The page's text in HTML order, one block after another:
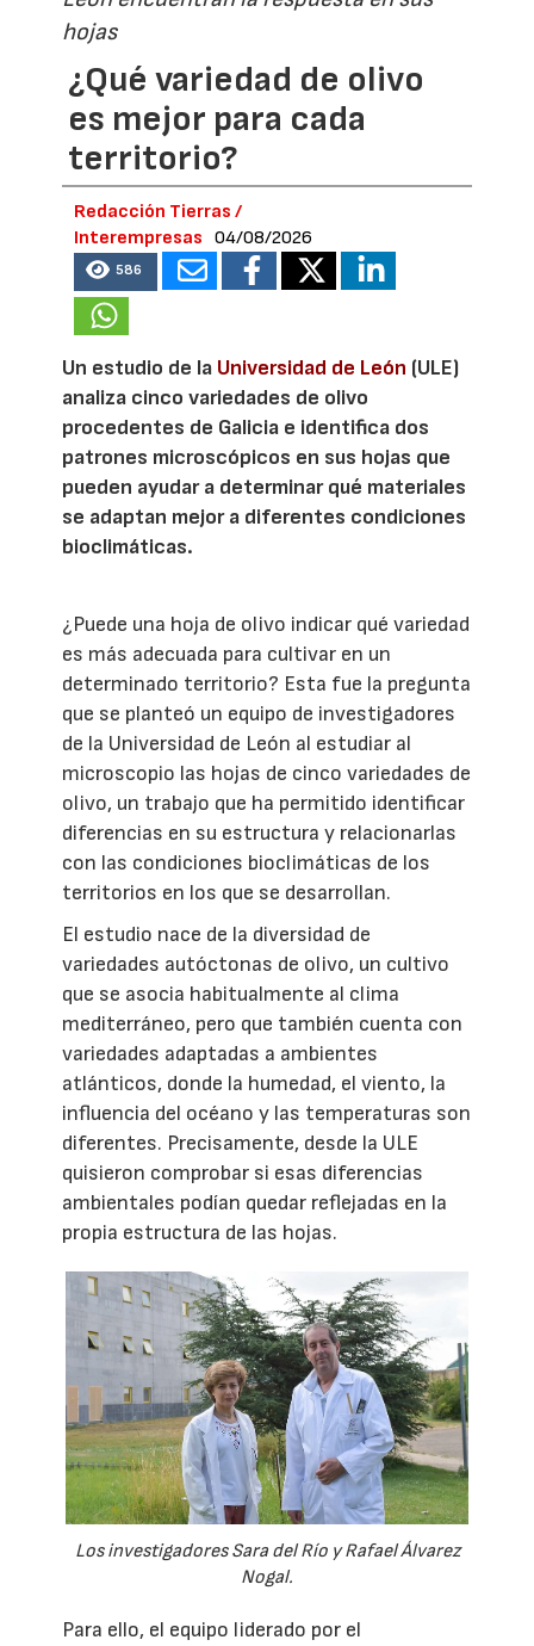
hojas
¿Qué variedad de olivo
es mejor para cada
territorio?
Redacción Tierras /
Interempresas
04/08/2026
586
Un estudio de la Universidad de León (ULE)
analiza cinco variedades de olivo
procedentes de Galicia e identifica dos
patrones microscópicos en sus hojas que
pueden ayudar a determinar qué materiales
se adaptan mejor a diferentes condiciones
bioclimáticas.
¿Puede una hoja de olivo indicar qué variedad
es más adecuada para cultivar en un
determinado territorio? Esta fue la pregunta
que se planteó un equipo de investigadores
de la Universidad de León al estudiar al
microscopio las hojas de cinco variedades de
olivo, un trabajo que ha permitido identificar
diferencias en su estructura y relacionarlas
con las condiciones bioclimáticas de los
territorios en los que se desarrollan.
El estudio nace de la diversidad de
variedades autóctonas de olivo, un cultivo
que se asocia habitualmente al clima
mediterráneo, pero que también cuenta con
variedades adaptadas a ambientes
atlánticos, donde la humedad, el viento, la
influencia del océano y las temperaturas son
diferentes. Precisamente, desde la ULE
quisieron comprobar si esas diferencias
ambientales podían quedar reflejadas en la
propia estructura de las hojas.
Los investigadores Sara del Río y Rafael Álvarez
Nogal.
Para ello, el equipo liderado por el